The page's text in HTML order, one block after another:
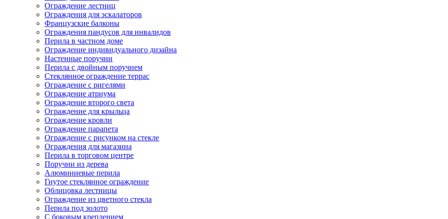
Ограждение лестниц
Ограждения для эскалаторов
Французские балконы
Ограждения пандусов для инвалидов
Перила в частном доме
Ограждение индивидуального дизайна
Настенные поручни
Перила с двойным поручнем
Стеклянное ограждение террас
Ограждение с ригелями
Ограждение атриума
Ограждение второго света
Ограждение для крыльца
Ограждение кровли
Ограждение парапета
Ограждение с рисунком на стекле
Ограждения для магазина
Перила в торговом центре
Поручни из дерева
Алюминиевые перила
Гнутое стеклянное ограждение
Облицовка лестницы
Ограждение из цветного стекла
Перила под золото
С боковым креплением